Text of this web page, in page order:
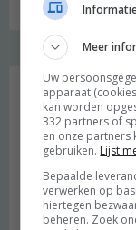
Meer
Uw
apparaat
kan worden
332 partners of
en onze partners
gebruiken. Lijst
Bepaalde
verwerken op
hiertegen
beheren. Zoek